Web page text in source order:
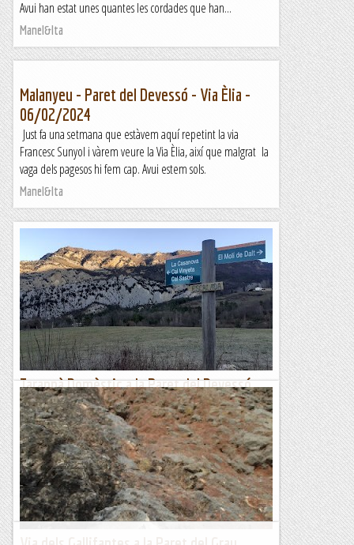
Avui han estat unes quantes les cordades que han...
Manel&Ita
Malanyeu - Paret del Devessó - Via Èlia -
06/02/2024
Just fa una setmana que estàvem aquí repetint la via
Francesc Sunyol i vàrem veure la Via Èlia, així que malgrat la
vaga dels pagesos hi fem cap. Avui estem sols.
Manel&Ita
Tarannà Domèstic a la Paret del Devessó
Aquest matí, mentre feia una escaladeta a la paret del
Devessó a Malanyeu, he tingut la sensació de veure
fotogrames encara per venir de la meva vida i, sense dubte,
aquest...
Romàntic Guerrer